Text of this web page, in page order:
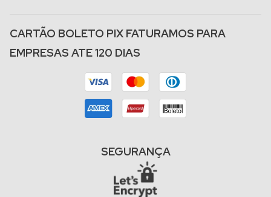
CARTÃO BOLETO PIX FATURAMOS PARA
EMPRESAS ATE 120 DIAS
SEGURANÇA